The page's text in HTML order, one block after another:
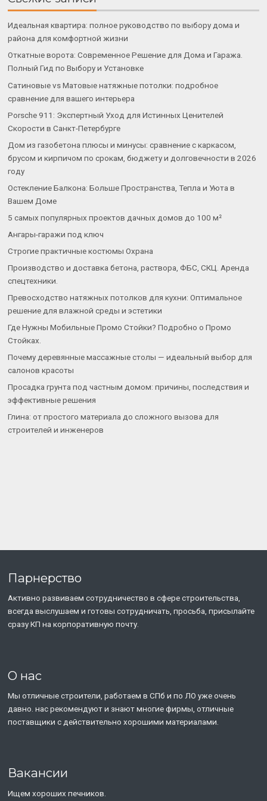
Идеальная квартира: полное руководство по выбору дома и
района для комфортной жизни
Откатные ворота: Современное Решение для Дома и Гаража.
Полный Гид по Выбору и Установке
Сатиновые vs Матовые натяжные потолки: подробное
сравнение для вашего интерьера
Porsche 911: Экспертный Уход для Истинных Ценителей
Скорости в Санкт-Петербурге
Дом из газобетона плюсы и минусы: сравнение с каркасом,
брусом и кирпичом по срокам, бюджету и долговечности в 2026
году
Остекление Балкона: Больше Пространства, Тепла и Уюта в
Вашем Доме
5 самых популярных проектов дачных домов до 100 м²
Ангары-гаражи под ключ
Строгие практичные костюмы Охрана
Производство и доставка бетона, раствора, ФБС, СКЦ. Аренда
спецтехники.
Превосходство натяжных потолков для кухни: Оптимальное
решение для влажной среды и эстетики
Где Нужны Мобильные Промо Стойки? Подробно о Промо
Стойках.
Почему деревянные массажные столы — идеальный выбор для
салонов красоты
Просадка грунта под частным домом: причины, последствия и
эффективные решения
Глина: от простого материала до сложного вызова для
строителей и инженеров
Парнерство
Активно развиваем сотрудничество в сфере строительства,
всегда выслушаем и готовы сотрудничать, просьба, присылайте
сразу КП на корпоративную почту.
О нас
Мы отличные строители, работаем в СПб и по ЛО уже очень
давно. нас рекомендуют и знают многие фирмы, отличные
поставщики с действительно хорошими материалами.
Вакансии
Ищем хороших печников.